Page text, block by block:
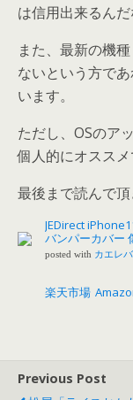
は信用出来るんだ
また、最新の機
ないという方で
います。
ただし、OSのア
個人的にオススメ
最後まで読んで頂
JEDirect
バンパーカバー
posted with カエレバ
楽天市場
Previous Post